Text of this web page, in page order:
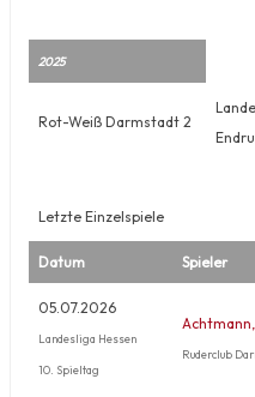
2025
Rot-Weiß Darmstadt 2
Letzte Einzelspiele
Datum Spieler
05.07.2026
Landesliga Hessen
10. Spieltag
Ruderclub